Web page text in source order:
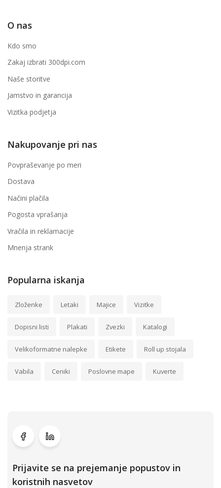
O nas
Kdo smo
Zakaj izbrati 300dpi.com
Naše storitve
Jamstvo in garancija
Vizitka podjetja
Nakupovanje pri nas
Povpraševanje po meri
Dostava
Načini plačila
Pogosta vprašanja
Vračila in reklamacije
Mnenja strank
Popularna iskanja
Zloženke Letaki Majice Vizitke
Dopisni listi Plakati Zvezki Katalogi
Velikoformatne nalepke Etikete Roll up stojala
Vabila Ceniki Poslovne mape Kuverte
Prijavite se na prejemanje popustov in
koristnih nasvetov